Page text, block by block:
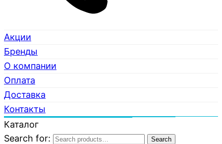
Акции
Бренды
О компании
Оплата
Доставка
Контакты
Каталог
Search for:
Search